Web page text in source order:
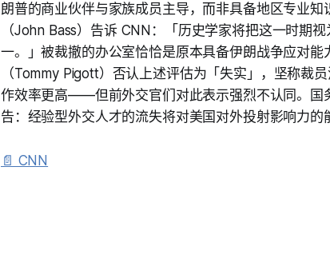
朗普的商业伙伴与家族成员主导，而非具备地区专业知
（John Bass）告诉 CNN：「历史学家将把这一时期
一。」被裁撤的办公室恰恰是原本具备伊朗战争应对能
（Tommy Pigott）否认上述评估为「失实」，坚称裁
作效率更高——但前外交官们对此表示强烈不认同。国
告：经验型外交人才的流失将对美国对外投射影响力的
📄 CNN